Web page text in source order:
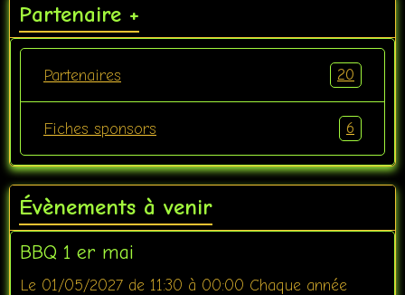
Partenaire +
Partenaires 20
Fiches sponsors 6
Évènements à venir
BBQ 1 er mai
Le 01/05/2027 de 11:30 à 00:00 Chaque année